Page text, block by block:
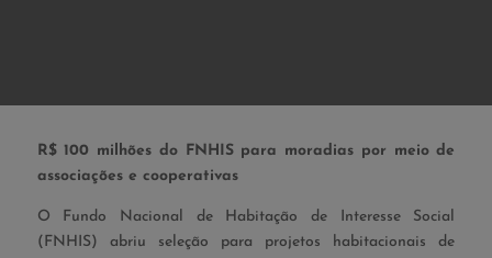
R$ 100 milhões do FNHIS para moradias por meio de
associações e cooperativas
O Fundo Nacional de Habitação de Interesse Social
(FNHIS) abriu seleção para projetos habitacionais de